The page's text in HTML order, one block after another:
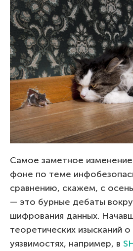
Самое заметное
фоне по теме
сравнению, скажем, с
— это бурные дебаты
шифрования данных.
теоретических изысканий
уязвимостях, например, в